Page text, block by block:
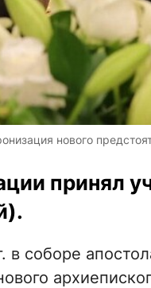
нового
принял
в соборе